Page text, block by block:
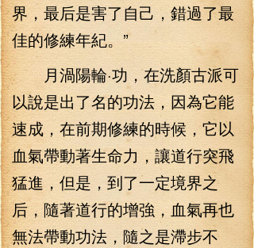
界，最后是害了自己，錯過了最
佳的修練年紀。”
月渦陽輪·功，在洗顏古派可
以說是出了名的功法，因為它能
速成，在前期修練的時候，它以
血氣帶動著生命力，讓道行突飛
猛進，但是，到了一定境界之
后，隨著道行的增強，血氣再也
無法帶動功法，隨之是滯步不